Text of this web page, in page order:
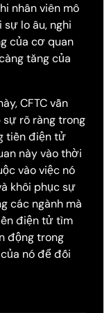
nhân viên mô
lo âu, nghi
của cơ quan
tăng của
CFTC vẫn
rõ ràng trong
tiền điện tử
này vào thời
vào việc nó
khôi phục sự
các ngành mà
điện tử tìm
động trong
nó để đối